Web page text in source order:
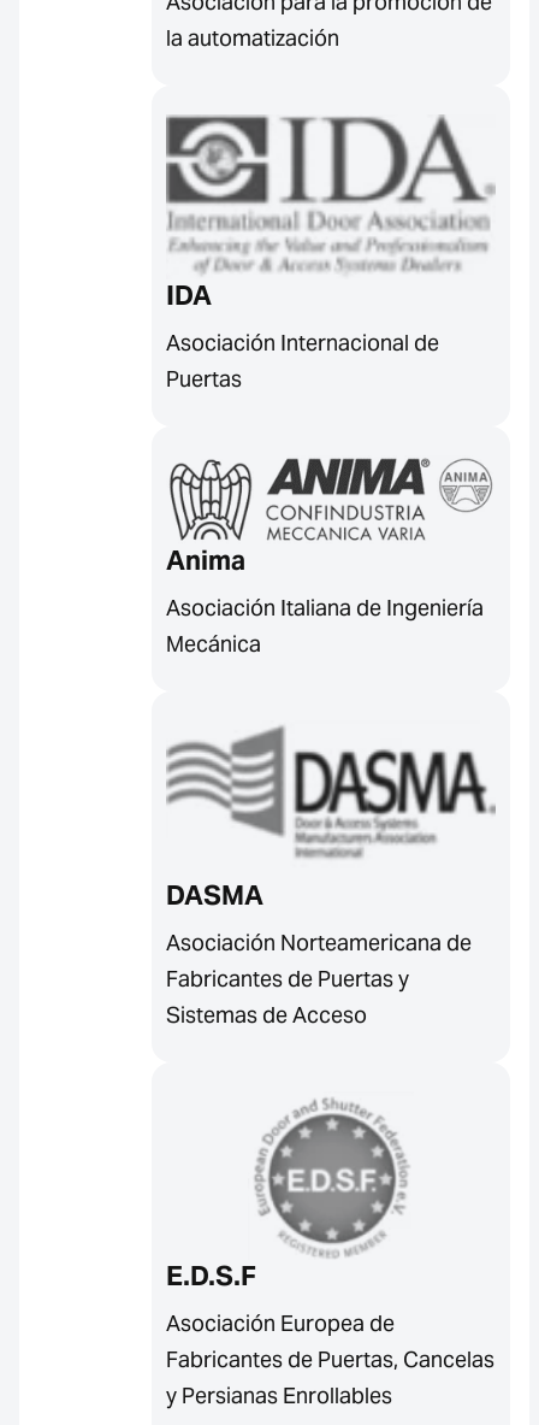
la automatización
IDA
Asociación Internacional de
Puertas
Anima
Asociación Italiana de Ingeniería
Mecánica
DASMA
Asociación Norteamericana de
Fabricantes de Puertas y
Sistemas de Acceso
E.D.S.F
Asociación Europea de
Fabricantes de Puertas, Cancelas
y Persianas Enrollables